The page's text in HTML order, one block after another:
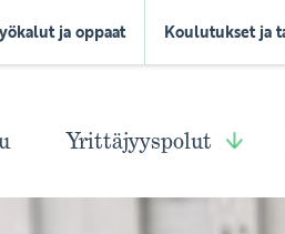
ja oppaat Koulutukset ja
Yrittäjyyspolut